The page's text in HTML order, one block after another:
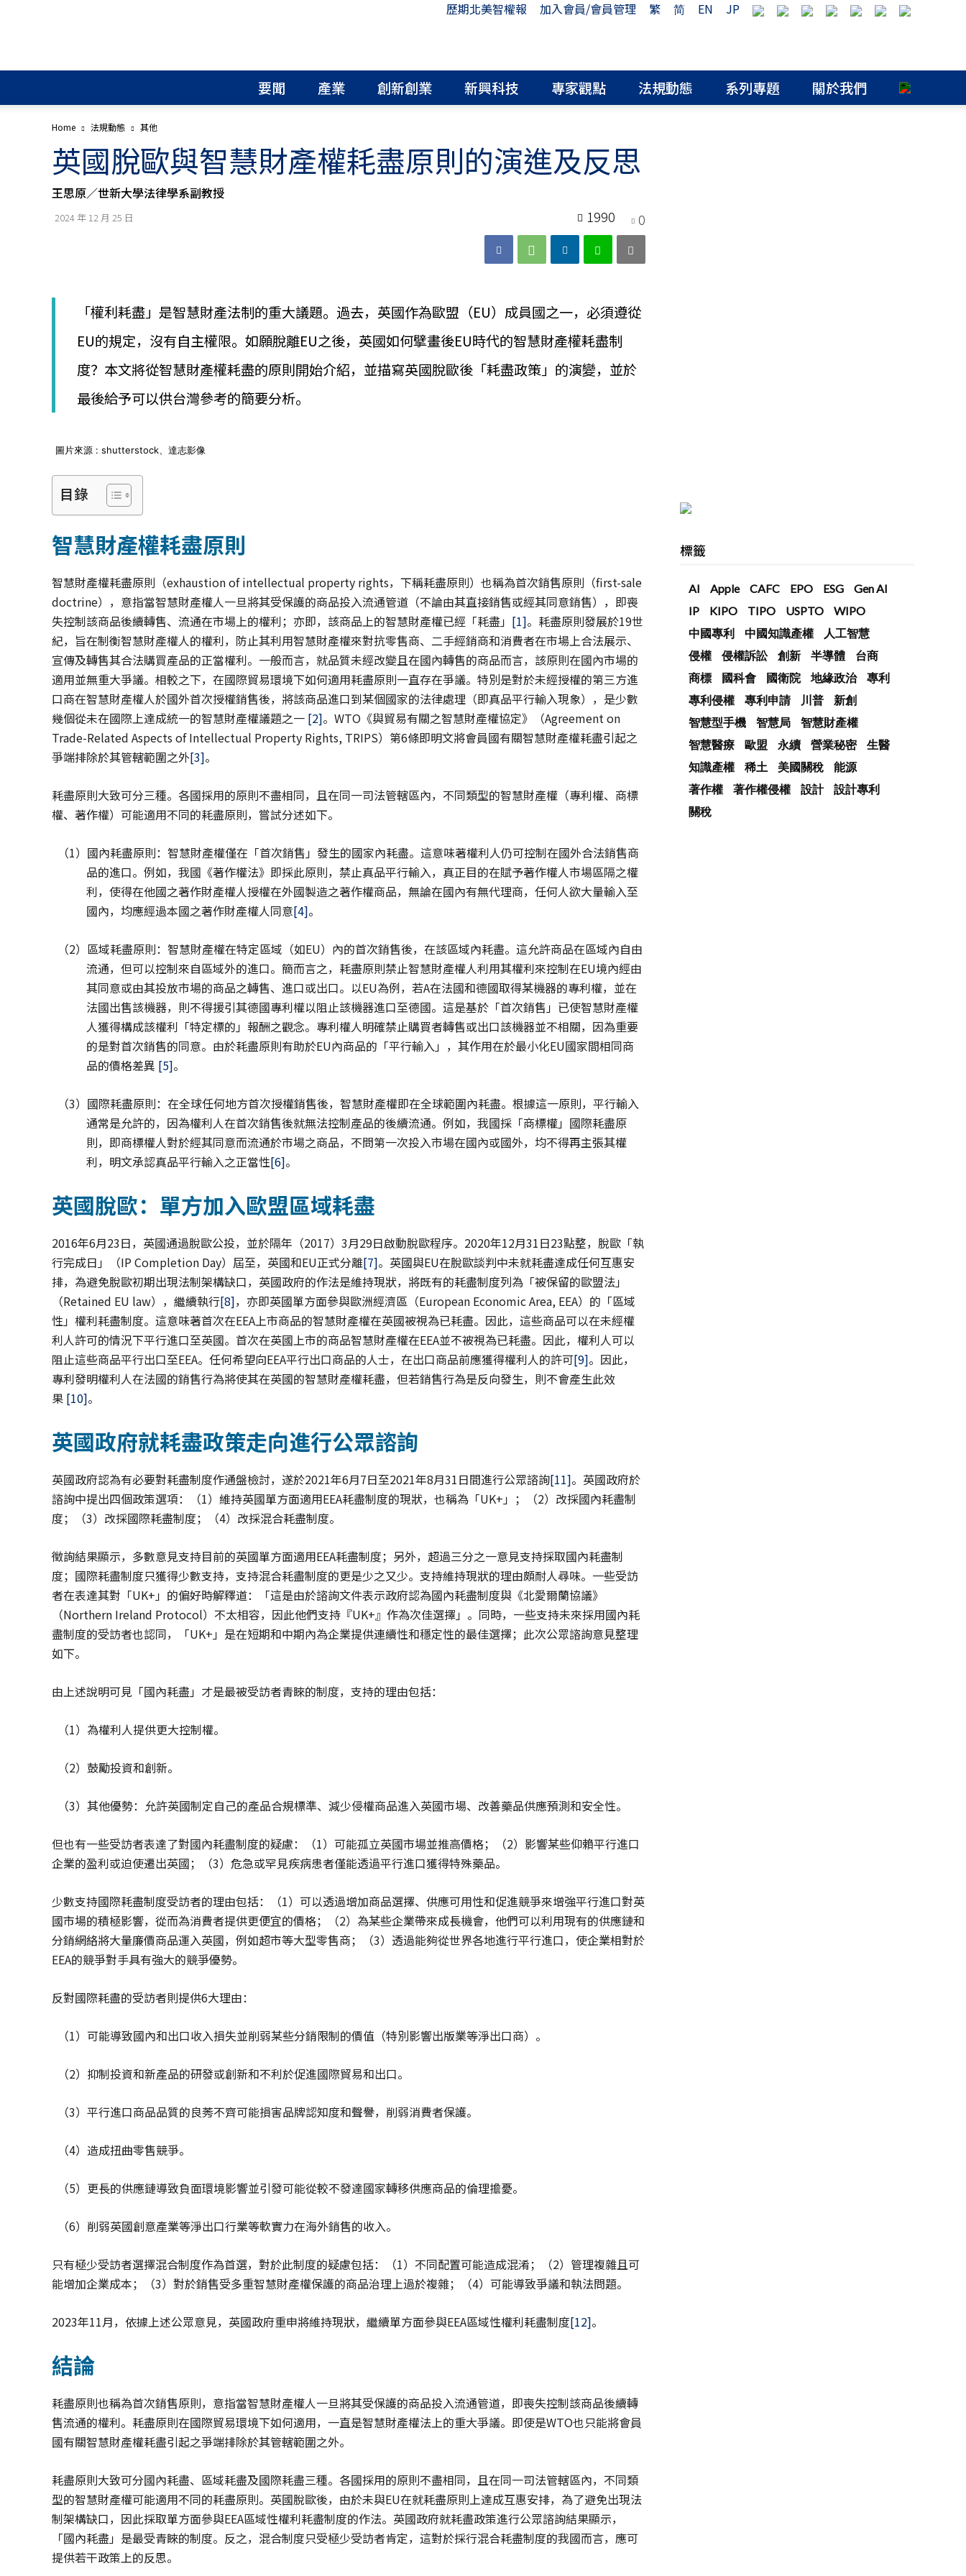
歷期北美智權報 加入會員/會員管理 繁 简 EN
JP
權
│
申
請
│
商
析
智
權
顧
問
利
專
利
要聞 產業 創新創業 新興科技 專家觀點 法規動態 系列專題 關於我們
Home 法規動態 其他
英國脫歐與智慧財產權耗盡原則的演進及反思
王思原／世新大學法律學系副教授
2024 年 12 月 25 日 0
1990
「權利耗盡」是智慧財產法制的重大議題。過去，英國作為歐盟（EU）成員國之一，必須遵從
EU的規定，沒有自主權限。如願脫離EU之後，英國如何擘畫後EU時代的智慧財產權耗盡制
度？本文將從智慧財產權耗盡的原則開始介紹，並描寫英國脫歐後「耗盡政策」的演變，並於
最後給予可以供台灣參考的簡要分析。
圖片來源 : shutterstock、達志影像
目錄
智慧財產權耗盡原則
智慧財產權耗盡原則（exhaustion of intellectual property rights，下稱耗盡原則）也稱為首次銷售原則（first-sale
doctrine），意指當智慧財產權人一旦將其受保護的商品投入流通管道（不論由其直接銷售或經其同意銷售），即喪
失控制該商品後續轉售、流通在市場上的權利；亦即，該商品上的智慧財產權已經「耗盡」 [1]。耗盡原則發展於19世
紀，旨在制衡智慧財產權人的權利，防止其利用智慧財產權來對抗零售商、二手經銷商和消費者在市場上合法展示、
宣傳及轉售其合法購買產品的正當權利。一般而言，就品質未經改變且在國內轉售的商品而言，該原則在國內市場的
適用並無重大爭議。相較之下，在國際貿易環境下如何適用耗盡原則一直存在爭議。特別是對於未經授權的第三方進
口商在智慧財產權人於國外首次授權銷售後，將該商品進口到某個國家的法律處理（即真品平行輸入現象），是少數
幾個從未在國際上達成統一的智慧財產權議題之一 [2]。WTO《與貿易有關之智慧財產權協定》（Agreement on
Trade-Related Aspects of Intellectual Property Rights, TRIPS）第6條即明文將會員國有關智慧財產權耗盡引起之
爭端排除於其管轄範圍之外[3]。
耗盡原則大致可分三種。各國採用的原則不盡相同，且在同一司法管轄區內，不同類型的智慧財產權（專利權、商標
權、著作權）可能適用不同的耗盡原則，嘗試分述如下。
（1）國內耗盡原則：智慧財產權僅在「首次銷售」發生的國家內耗盡。這意味著權利人仍可控制在國外合法銷售商
品的進口。例如，我國《著作權法》即採此原則，禁止真品平行輸入，真正目的在賦予著作權人市場區隔之權
利，使得在他國之著作財產權人授權在外國製造之著作權商品，無論在國內有無代理商，任何人欲大量輸入至
國內，均應經過本國之著作財產權人同意[4]。
（2）區域耗盡原則：智慧財產權在特定區域（如EU）內的首次銷售後，在該區域內耗盡。這允許商品在區域內自由
流通，但可以控制來自區域外的進口。簡而言之，耗盡原則禁止智慧財產權人利用其權利來控制在EU境內經由
其同意或由其投放市場的商品之轉售、進口或出口。以EU為例，若A在法國和德國取得某機器的專利權，並在
法國出售該機器，則不得援引其德國專利權以阻止該機器進口至德國。這是基於「首次銷售」已使智慧財產權
人獲得構成該權利「特定標的」報酬之觀念。專利權人明確禁止購買者轉售或出口該機器並不相關，因為重要
的是對首次銷售的同意。由於耗盡原則有助於EU內商品的「平行輸入」，其作用在於最小化EU國家間相同商
品的價格差異 [5]。
（3）國際耗盡原則：在全球任何地方首次授權銷售後，智慧財產權即在全球範圍內耗盡。根據這一原則，平行輸入
通常是允許的，因為權利人在首次銷售後就無法控制產品的後續流通。例如，我國採「商標權」國際耗盡原
則，即商標權人對於經其同意而流通於市場之商品，不問第一次投入市場在國內或國外，均不得再主張其權
利，明文承認真品平行輸入之正當性[6]。
英國脫歐：單方加入歐盟區域耗盡
2016年6月23日，英國通過脫歐公投，並於隔年（2017）3月29日啟動脫歐程序。2020年12月31日23點整，脫歐「執
行完成日」（IP Completion Day）屆至，英國和EU正式分離[7]。英國與EU在脫歐談判中未就耗盡達成任何互惠安
排，為避免脫歐初期出現法制架構缺口，英國政府的作法是維持現狀，將既有的耗盡制度列為「被保留的歐盟法」
（Retained EU law），繼續執行[8]，亦即英國單方面參與歐洲經濟區（European Economic Area, EEA）的「區域
性」權利耗盡制度。這意味著首次在EEA上市商品的智慧財產權在英國被視為已耗盡。因此，這些商品可以在未經權
利人許可的情況下平行進口至英國。首次在英國上市的商品智慧財產權在EEA並不被視為已耗盡。因此，權利人可以
阻止這些商品平行出口至EEA。任何希望向EEA平行出口商品的人士，在出口商品前應獲得權利人的許可[9]。因此，
專利發明權利人在法國的銷售行為將使其在英國的智慧財產權耗盡，但若銷售行為是反向發生，則不會產生此效
果 [10]。
英國政府就耗盡政策走向進行公眾諮詢
英國政府認為有必要對耗盡制度作通盤檢討，遂於2021年6月7日至2021年8月31日間進行公眾諮詢[11]。英國政府於
諮詢中提出四個政策選項：（1）維持英國單方面適用EEA耗盡制度的現狀，也稱為「UK+」；（2）改採國內耗盡制
度；（3）改採國際耗盡制度；（4）改採混合耗盡制度。
徵詢結果顯示，多數意見支持目前的英國單方面適用EEA耗盡制度；另外，超過三分之一意見支持採取國內耗盡制
度；國際耗盡制度只獲得少數支持，支持混合耗盡制度的更是少之又少。支持維持現狀的理由頗耐人尋味。一些受訪
者在表達其對「UK+」的偏好時解釋道：「這是由於諮詢文件表示政府認為國內耗盡制度與《北愛爾蘭協議》
（Northern Ireland Protocol）不太相容，因此他們支持『UK+』作為次佳選擇」。同時，一些支持未來採用國內耗
盡制度的受訪者也認同，「UK+」是在短期和中期內為企業提供連續性和穩定性的最佳選擇；此次公眾諮詢意見整理
如下。
由上述說明可見「國內耗盡」才是最被受訪者青睞的制度，支持的理由包括：
（1）為權利人提供更大控制權。
（2）鼓勵投資和創新。
（3）其他優勢：允許英國制定自己的產品合規標準、減少侵權商品進入英國市場、改善藥品供應預測和安全性。
但也有一些受訪者表達了對國內耗盡制度的疑慮：（1）可能孤立英國市場並推高價格；（2）影響某些仰賴平行進口
企業的盈利或迫使遷出英國；（3）危急或罕見疾病患者僅能透過平行進口獲得特殊藥品。
少數支持國際耗盡制度受訪者的理由包括：（1）可以透過增加商品選擇、供應可用性和促進競爭來增強平行進口對英
國市場的積極影響，從而為消費者提供更便宜的價格；（2）為某些企業帶來成長機會，他們可以利用現有的供應鏈和
分銷網絡將大量廉價商品運入英國，例如超市等大型零售商；（3）透過能夠從世界各地進行平行進口，使企業相對於
EEA的競爭對手具有強大的競爭優勢。
反對國際耗盡的受訪者則提供6大理由：
（1）可能導致國內和出口收入損失並削弱某些分銷限制的價值（特別影響出版業等淨出口商）。
（2）抑制投資和新產品的研發或創新和不利於促進國際貿易和出口。
（3）平行進口商品品質的良莠不齊可能損害品牌認知度和聲譽，削弱消費者保護。
（4）造成扭曲零售競爭。
（5）更長的供應鏈導致負面環境影響並引發可能從較不發達國家轉移供應商品的倫理擔憂。
（6）削弱英國創意產業等淨出口行業等軟實力在海外銷售的收入。
只有極少受訪者選擇混合制度作為首選，對於此制度的疑慮包括：（1）不同配置可能造成混淆；（2）管理複雜且可
能增加企業成本；（3）對於銷售受多重智慧財產權保護的商品治理上過於複雜；（4）可能導致爭議和執法問題。
2023年11月，依據上述公眾意見，英國政府重申將維持現狀，繼續單方面參與EEA區域性權利耗盡制度[12]。
結論
耗盡原則也稱為首次銷售原則，意指當智慧財產權人一旦將其受保護的商品投入流通管道，即喪失控制該商品後續轉
售流通的權利。耗盡原則在國際貿易環境下如何適用，一直是智慧財產權法上的重大爭議。即使是WTO也只能將會員
國有關智慧財產權耗盡引起之爭端排除於其管轄範圍之外。
耗盡原則大致可分國內耗盡、區域耗盡及國際耗盡三種。各國採用的原則不盡相同，且在同一司法管轄區內，不同類
型的智慧財產權可能適用不同的耗盡原則。英國脫歐後，由於未與EU在就耗盡原則上達成互惠安排，為了避免出現法
制架構缺口，因此採取單方面參與EEA區域性權利耗盡制度的作法。英國政府就耗盡政策進行公眾諮詢結果顯示，
「國內耗盡」是最受青睞的制度。反之，混合制度只受極少受訪者肯定，這對於採行混合耗盡制度的我國而言，應可
提供若干政策上的反思。
標籤
AI Apple CAFC EPO ESG
Gen AI
IP
KIPO TIPO USPTO
WIPO
中國專利
中國知識產權
人工智慧
侵權
侵權訴訟 創新 半導體
台商
商標
國科會 國衛院 地緣政治
專利
專利侵權
專利申請 川普
新創
智慧型手機
智慧局
智慧財產權
智慧醫療
歐盟 永續 營業秘密
生醫
知識產權
稀土 美國關稅
能源
著作權
著作權侵權 設計
設計專利
關稅